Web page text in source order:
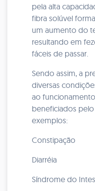
pela alta
fibra solúvel
um aumento do
resultando em
fáceis de passar.
Sendo assim, a
diversas
ao
beneficiados
exemplos:
Constipação
Diarréia
Síndrome do